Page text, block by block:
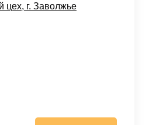
цех, г. Заволжье